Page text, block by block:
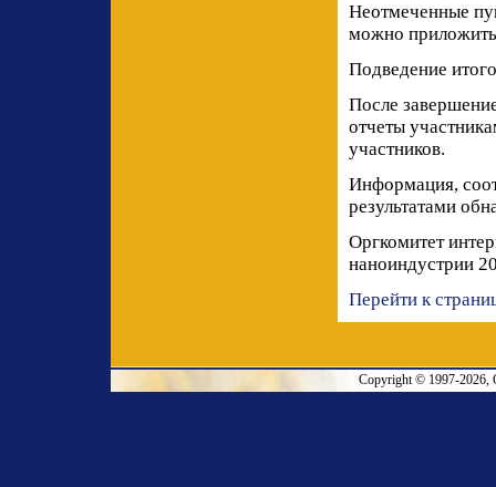
Неотмеченные
можно
Подведение
После
отчеты
участников.
Информация,
результатами
Оргкомитет
наноиндустрии
Перейти к
Copyright © 1997-